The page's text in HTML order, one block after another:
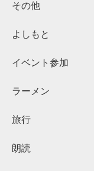
その他
よしもと
イベント参加
ラーメン
旅行
朗読